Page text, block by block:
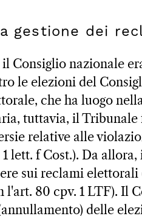
gestione dei
Consiglio nazionale
le elezioni del
che ha luogo
tuttavia, il Tribunale
relative alle
lett. f Cost.). Da
sui reclami elettorali
80 cpv. 1 LTF). Il
delle